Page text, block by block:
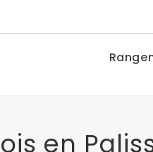
en